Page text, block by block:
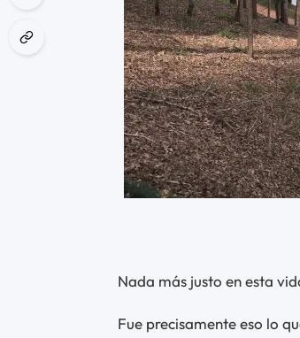
Nada más justo en esta
Fue precisamente eso lo